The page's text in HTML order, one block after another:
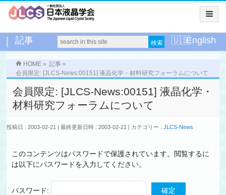
記事 English
HOME » 記事 »
会員限定: [JLCS-News:00151] 液晶化学・材料研究フォーラムについて
会員限定: [JLCS-News:00151] 液晶化学・
材料研究フォーラムについて
投稿日 : 2003-02-21 最終更新日時 : 2003-02-21 カテゴリー :JLCS-News
このコンテンツはパスワードで保護されています。閲覧するに
は以下にパスワードを入力してください。
パスワード: